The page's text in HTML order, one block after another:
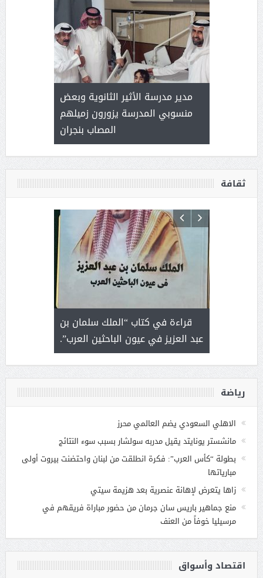
( محمد
مدير مدرسة الأثير الثانوية وبعض
منسوبي المدرسة يزورون زميلهم
المصاب بنجران
) .. ميراث
ثقافة
قراءة في كتاب “الملك سلمان بن
عبد العزيز في عيون الباحثين العرب”.
لايعرف
رياضة
الاهلي السعودي يضم العالمي محرز
مانشستر يونايتد يقيل مدربه سولشار بسبب سوء النتائج
بطولة “كأس العرب”: فكرة انطلقت من لبنان واحتضنت بيروت أولى
مبارياتها
زاها يتعرض لإهانة عنصرية بعد هزيمة سيتي
منع جماهير باريس سان جرمان من حضور مباراة فريقهم في
مرسيليا خوفاً من العنف
اقتصاد وأسواق